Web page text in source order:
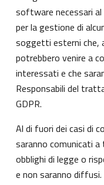
software necessari
per la gestione di
soggetti esterni che,
potrebbero venire a
interessati e che
Responsabili del
GDPR.
Al di fuori dei casi di
saranno comunicati
obblighi di legge o
e non saranno diffusi.